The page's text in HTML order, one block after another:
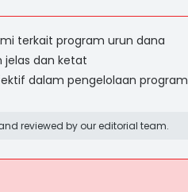
terkait program urun dana
jelas dan ketat
dalam pengelolaan program
reviewed by our editorial team.